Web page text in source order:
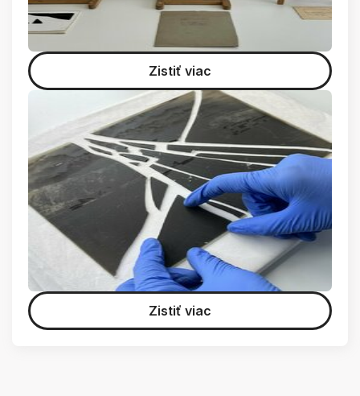
Zistiť viac
Zistiť viac